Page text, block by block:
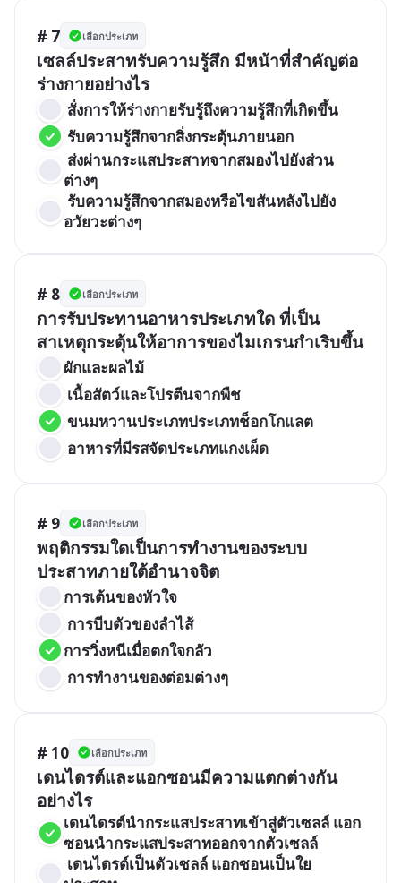
# 7 เลือกประเภท
เซลล์ประสาทรับความรู้สึก มีหน้าที่สำคัญต่อ
ร่างกายอย่างไร
สั่งการให้ร่างกายรับรู้ถึงความรู้สึกที่เกิดขึ้น
รับความรู้สึกจากสิ่งกระตุ้นภายนอก
ต่างๆ
อวัยวะต่างๆ
# 8 เลือกประเภท
การรับประทานอาหารประเภทใด ที่เป็น
สาเหตุกระตุ้นให้อาการของไมเกรนกำเริบขึ้น
ผักและผลไม้
เนื้อสัตว์และโปรตีนจากพืช
ขนมหวานประเภทประเภทช็อกโกแลต
อาหารที่มีรสจัดประเภทแกงเผ็ด
# 9 เลือกประเภท
พฤติกรรมใดเป็นการทำงานของระบบ
ประสาทภายใต้อำนาจจิต
การเต้นของหัวใจ
การบีบตัวของลำไส้
การวิ่งหนีเมื่อตกใจกลัว
การทำงานของต่อมต่างๆ
# 10 เลือกประเภท
เดนไดรต์และแอกซอนมีความแตกต่างกัน
อย่างไร
เดนไดรต์นำกระแสประสาทเข้าสู่ตัวเซลล์ แอก
ซอนนำกระแสประสาทออกจากตัวเซลล์